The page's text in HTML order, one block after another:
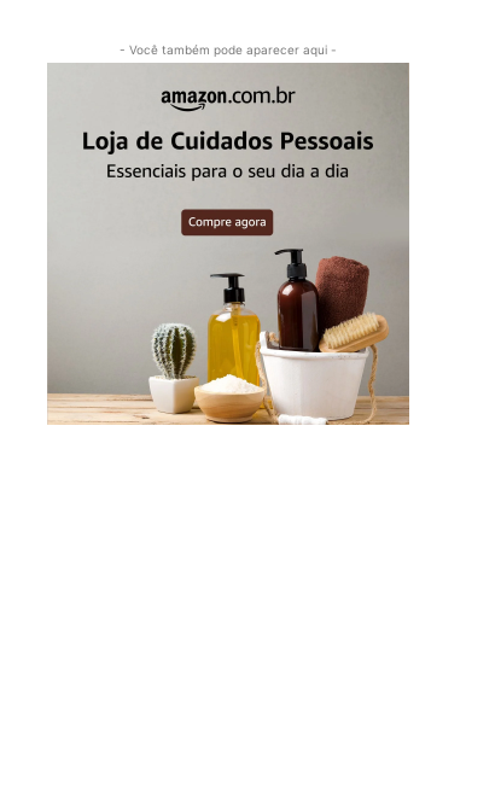
- Você também pode aparecer aqui -